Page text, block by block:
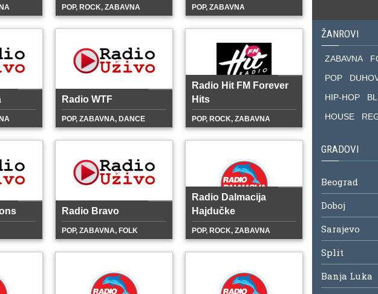
POP, ROCK, ZABAVNA POP, ZABAVNA
Radio WTF
POP, ZABAVNA, DANCE
Radio Hit FM Forever
Hits
POP, ROCK, ZABAVNA
Radio Bravo
POP, ZABAVNA, FOLK
Radio Dalmacija
Hajdučke
POP, ROCK, ZABAVNA
ŽANROVI
ZABAVNA
POP
HIP-HOP
HOUSE
GRADOVI
Beograd
Doboj
Sarajevo
Split
Banja Luka